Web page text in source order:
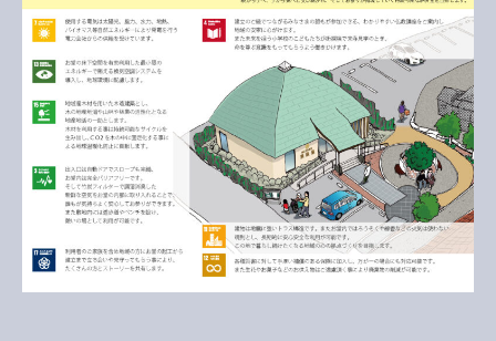
高
等
SDGs
研
の
さ